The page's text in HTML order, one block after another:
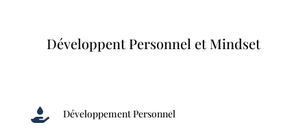
Développent Personnel et Mindset
 Développement Personnel